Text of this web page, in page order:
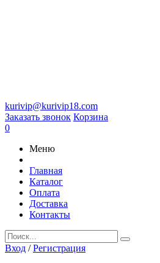
kurivip@kurivip18.com
Заказать звонок Корзина
0
Меню
Главная
Каталог
Оплата
Доставка
Контакты
Вход /Регистрация